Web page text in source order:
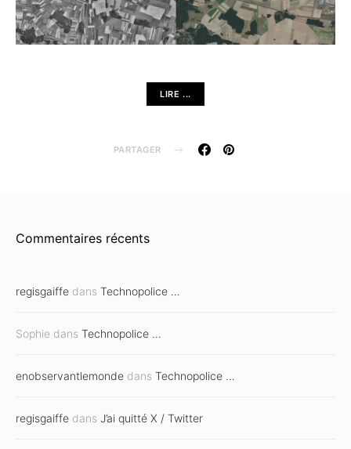
LIRE ...
PARTAGER
Commentaires récents
regisgaiffe dans Technopolice …
Sophie dans Technopolice …
enobservantlemonde dans Technopolice …
regisgaiffe dans J’ai quitté X / Twitter